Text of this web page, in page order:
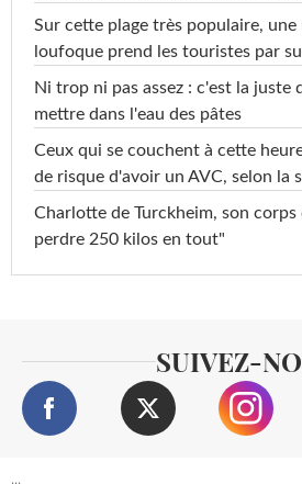
Sur cette plage très populaire, une
loufoque prend les touristes par
Ni trop ni pas assez : c'est la juste
mettre dans l'eau des pâtes
Ceux qui se couchent à cette
de risque d'avoir un AVC, selon la
Charlotte de Turckheim, son corps
perdre 250 kilos en tout"
SUIVEZ-
...